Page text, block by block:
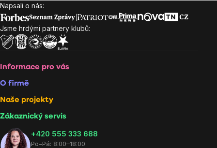
Zápatí
Napsali o nás:
Jsme hrdými partnery klubů:
Informace pro vás
O firmě
Naše projekty
Zákaznický servis
‭+420 555 333 688
Po–Pá: 8:00–18:00